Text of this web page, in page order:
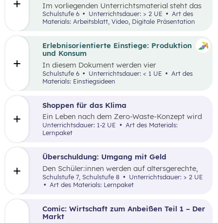
Im vorliegenden Unterrichtsmaterial steht das
selbstgesteuerte Lernen im Vordergrund. Es
werden Inhalte vom Rohstoffabbau über die
Schulstufe 6 Unterrichtsdauer: > 2 UE
Art des
Materials: Arbeitsblatt, Video, Digitale Präsentation
Erlebnisorientierte Einstiege: Produktion
und Konsum
In diesem Dokument werden vier
Einstiegsideen für den Kompetenzbereich
„Vernetztes Wirtschaften zwischen Produktion
und Konsum“ präsentiert.
Schulstufe 6 Unterrichtsdauer: < 1 UE
Materials: Einstiegsideen
Überschuldung: Umgang mit Geld
Den Schüler:innen werden auf altersgerechte,
aktivierende sowie anschauliche Art und Weise
Handlungsgrundlagen vermittelt, die für einen
sorgsamen und verantwortungsbewussten
Schulstufe 7, Schulstufe 8
Unterrichtsdauer: > 2 UE
Art des Materials: Lernpaket
Shoppen für das Klima
Ein Leben nach dem Zero-Waste-Konzept wird
in dieser Unterrichtseinheit vorgestellt und
diskutiert.
Unterrichtsdauer: 1-2 UE
Art des Materials:
Lernpaket
Comic: Wirtschaft zum Anbeißen Teil 1 – Der
Markt